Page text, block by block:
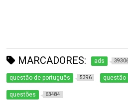
MARCADORES: ads
questão de português 5396 questão
questões 63484